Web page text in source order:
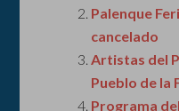
Palenque
cancelado
Artistas del
Pueblo de la
Programa